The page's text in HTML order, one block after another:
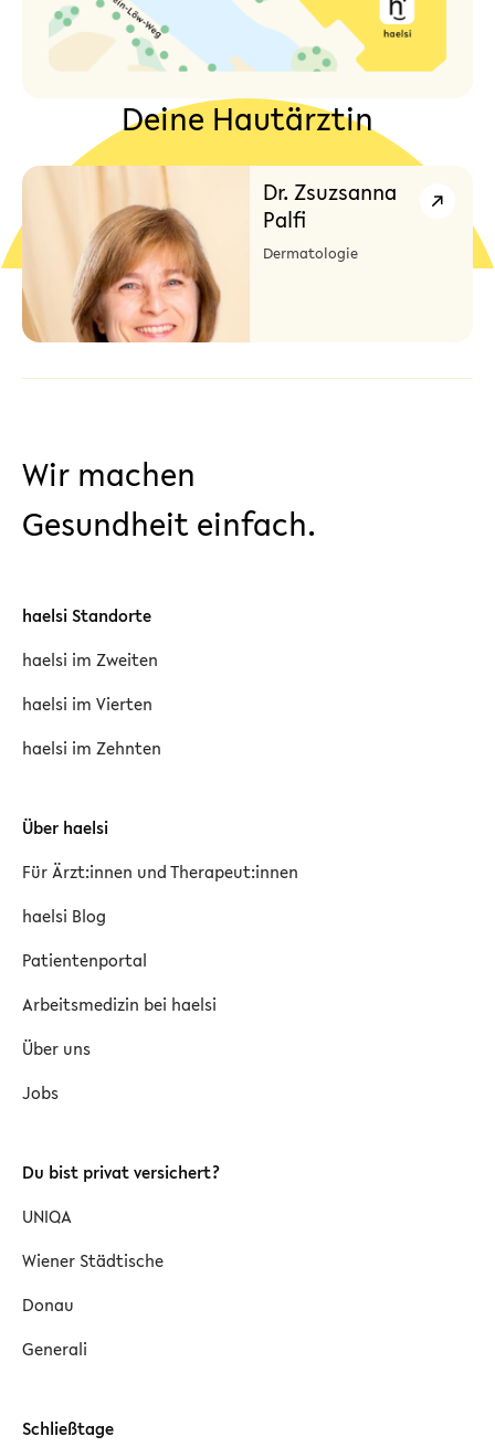
Deine Hautärztin
Dr. Zsuzsanna
Palfi
Dermatologie
Wir machen
Gesundheit einfach.
haelsi Standorte
haelsi im Zweiten
haelsi im Vierten
haelsi im Zehnten
Über haelsi
Für Ärzt:innen und Therapeut:innen
haelsi Blog
Patientenportal
Arbeitsmedizin bei haelsi
Über uns
Jobs
Du bist privat versichert?
UNIQA
Wiener Städtische
Donau
Generali
Schließtage